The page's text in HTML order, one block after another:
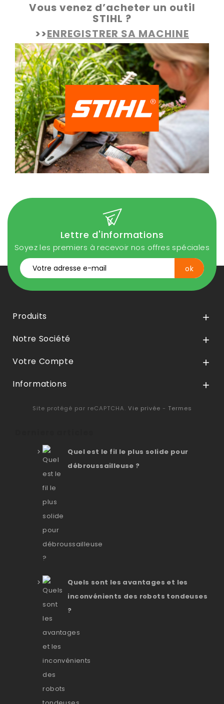
Vous venez d’acheter un outil
STIHL ?
>>ENREGISTRER SA MACHINE
Lettre d'informations
Soyez les premiers à recevoir nos offres spéciales
Produits 
Notre Société 
Votre Compte 
Informations 
Site protégé par reCAPTCHA. Vie privée - Termes
Quel est le fil le plus solide pour
débroussailleuse ?
Quels sont les avantages et les
inconvénients des robots tondeuses
?